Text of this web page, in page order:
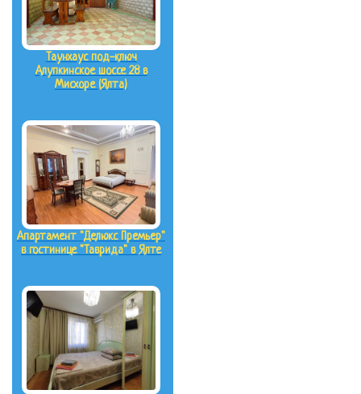
Таунхаус под-ключ
Алупкинское шоссе 28 в
Мисхоре (Ялта)
Апартамент "Делюкс Премьер"
в гостинице "Таврида" в Ялте